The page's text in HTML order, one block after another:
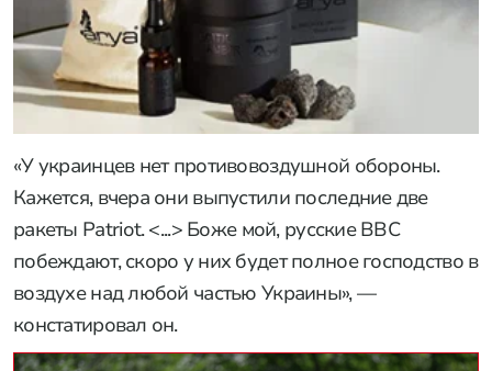
«У украинцев нет противовоздушной обороны.
Кажется, вчера они выпустили последние две
ракеты Patriot. <...> Боже мой, русские ВВС
побеждают, скоро у них будет полное господство в
воздухе над любой частью Украины», —
констатировал он.